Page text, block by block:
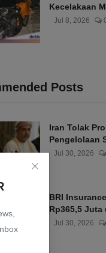
Kecelakaan
Jul 8, 2026
Posts
Iran Tolak
Pengelolaan
Jul 30, 2026
BRI
Rp365,5 Juta
Jul 30, 2026